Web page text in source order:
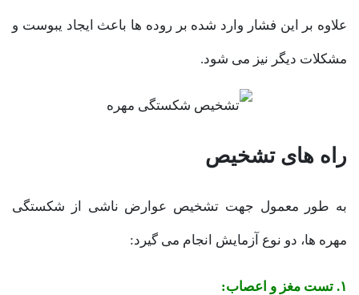
علاوه بر این فشار وارد شده بر روده ها باعث ایجاد یبوست و
مشکلات دیگر نیز می شود.
راه های تشخیص
به طور معمول جهت تشخیص عوارض ناشی از شکستگی
مهره ها، دو نوع آزمایش انجام می گیرد:
۱. تست مغز و اعصاب: